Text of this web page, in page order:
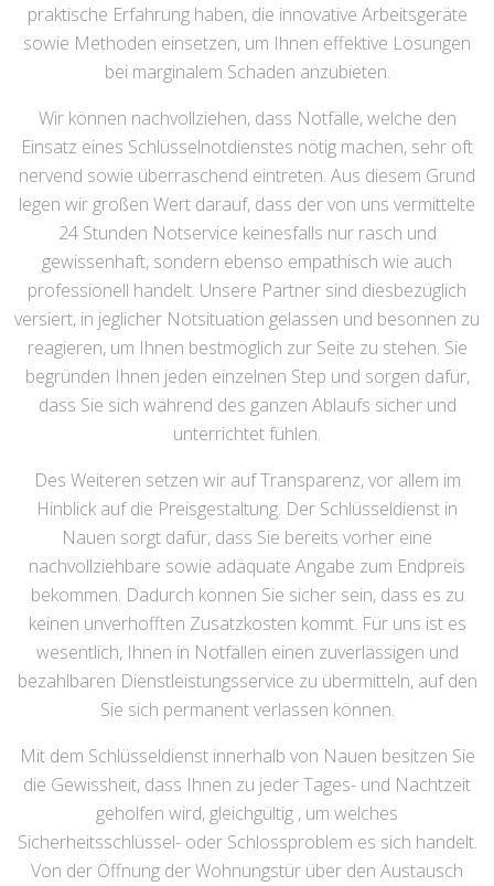
praktische Erfahrung haben, die innovative Arbeitsgeräte
sowie Methoden einsetzen, um Ihnen effektive Lösungen
bei marginalem Schaden anzubieten.
Wir können nachvollziehen, dass Notfälle, welche den
Einsatz eines Schlüsselnotdienstes nötig machen, sehr oft
nervend sowie überraschend eintreten. Aus diesem Grund
legen wir großen Wert darauf, dass der von uns vermittelte
24 Stunden Notservice keinesfalls nur rasch und
gewissenhaft, sondern ebenso empathisch wie auch
professionell handelt. Unsere Partner sind diesbezüglich
versiert, in jeglicher Notsituation gelassen und besonnen zu
reagieren, um Ihnen bestmöglich zur Seite zu stehen. Sie
begründen Ihnen jeden einzelnen Step und sorgen dafür,
dass Sie sich während des ganzen Ablaufs sicher und
unterrichtet fühlen.
Des Weiteren setzen wir auf Transparenz, vor allem im
Hinblick auf die Preisgestaltung. Der Schlüsseldienst in
Nauen sorgt dafür, dass Sie bereits vorher eine
nachvollziehbare sowie adäquate Angabe zum Endpreis
bekommen. Dadurch können Sie sicher sein, dass es zu
keinen unverhofften Zusatzkosten kommt. Für uns ist es
wesentlich, Ihnen in Notfällen einen zuverlässigen und
bezahlbaren Dienstleistungsservice zu übermitteln, auf den
Sie sich permanent verlassen können.
Mit dem Schlüsseldienst innerhalb von Nauen besitzen Sie
die Gewissheit, dass Ihnen zu jeder Tages- und Nachtzeit
geholfen wird, gleichgültig , um welches
Sicherheitsschlüssel- oder Schlossproblem es sich handelt.
Von der Öffnung der Wohnungstür über den Austausch